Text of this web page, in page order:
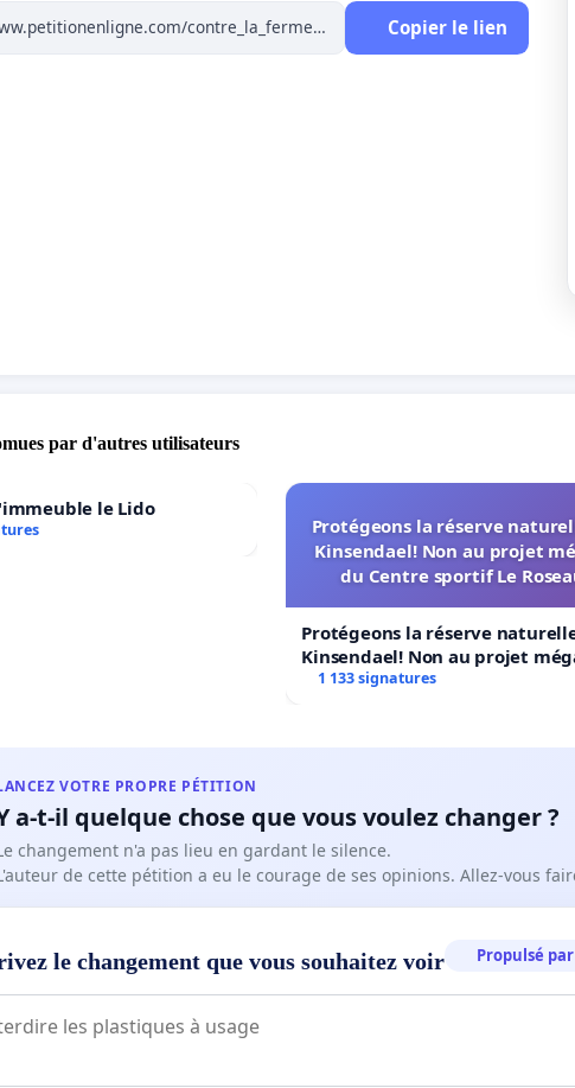
Copier le lien
par d'autres utilisateurs
le Lido
Protégeons la réserve
Kinsendael! Non au projet
du Centre sportif Le
Protégeons la réserve
Kinsendael! Non au projet
Centre sportif Le Roseau!
1 133 signatures
VOTRE PROPRE PÉTITION
a-t-il quelque chose que vous voulez changer ?
changement n'a pas lieu en gardant le silence.
de cette pétition a eu le courage de ses opinions. Allez-vous
le changement que vous souhaitez voir Propulsé par